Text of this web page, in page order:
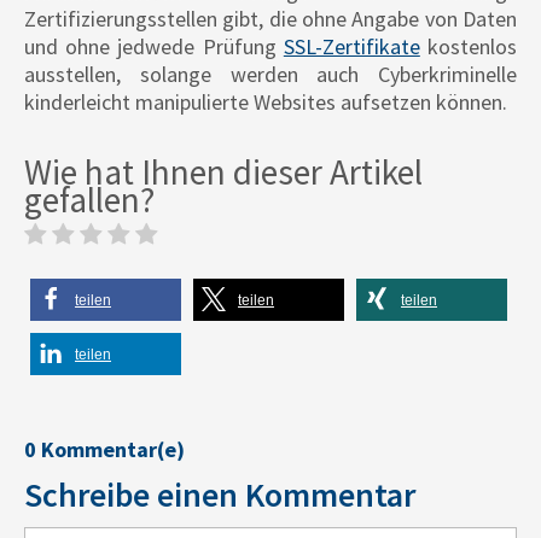
Zertifizierungsstellen gibt, die ohne Angabe von Daten
und ohne jedwede Prüfung SSL-Zertifikatekostenlos
ausstellen, solange werden auch Cyberkriminelle
kinderleicht manipulierte Websites aufsetzen können.
Wie hat Ihnen dieser Artikel
gefallen?
teilen teilen teilen
teilen
0 Kommentar(e)
Schreibe einen Kommentar